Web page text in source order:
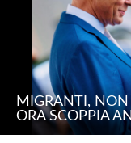
MIGRANTI, NON
ORA SCOPPIA